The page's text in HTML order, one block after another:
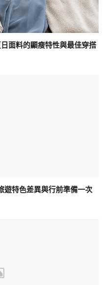
面料的顯瘦特性與最佳穿搭
遊特色差異與行前準備一次